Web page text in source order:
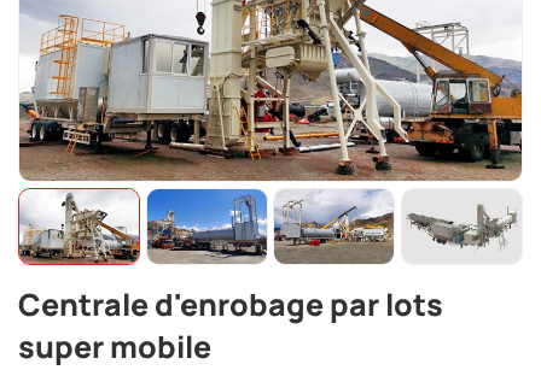
Centrale d'enrobage par lots
super mobile